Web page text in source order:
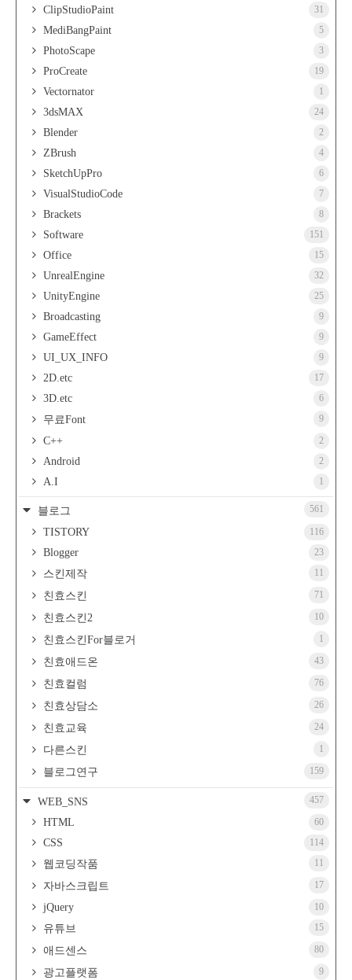
ClipStudioPaint 31
MediBangPaint 5
PhotoScape 3
ProCreate 19
Vectornator 1
3dsMAX 24
Blender 2
ZBrush 4
SketchUpPro 6
VisualStudioCode 7
Brackets 8
Software 151
Office 15
UnrealEngine 32
UnityEngine 25
Broadcasting 9
GameEffect 9
UI_UX_INFO 9
2D.etc 17
3D.etc 6
무료Font 9
C++ 2
Android 2
A.I 1
블로그 561
TISTORY 116
Blogger 23
스킨제작 11
친효스킨 71
친효스킨2 10
친효스킨For블로거 1
친효애드온 43
친효컬럼 76
친효상담소 26
친효교육 24
다른스킨 1
블로그연구 159
WEB_SNS 457
HTML 60
CSS 114
웹코딩작품 11
자바스크립트 17
jQuery 10
유튜브 15
애드센스 80
광고플랫폼 9